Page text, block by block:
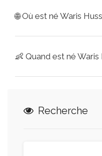
🌐Où est né Waris
👶 Quand est né Waris
Recherche